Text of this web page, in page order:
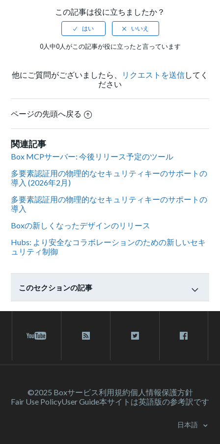
この記事は役に立ちましたか？
0人中0人がこの記事が役に立ったと言っています
他にご質問がございましたら、 リクエストを送信してく
ださい
ページの先頭へ戻る
関連記事
Box MCPサーバー: 今後リリース予定のツール
多要素認証用の物理的なセキュリティキーのサポートの
導入 (2026年2月)
多要素認証用の物理的なセキュリティキーのサポートの
導入
Boxの新しくなったデザインのリリース
Hubs: より安全なコラボレーションのための新しいセキ
ュリティ制御
このセクションの記事
©2025 Boxサービス利⽤規約個人情報保護方針
Fair Use PolicyUser Guide本サイトは英語版の参考訳です
日本語